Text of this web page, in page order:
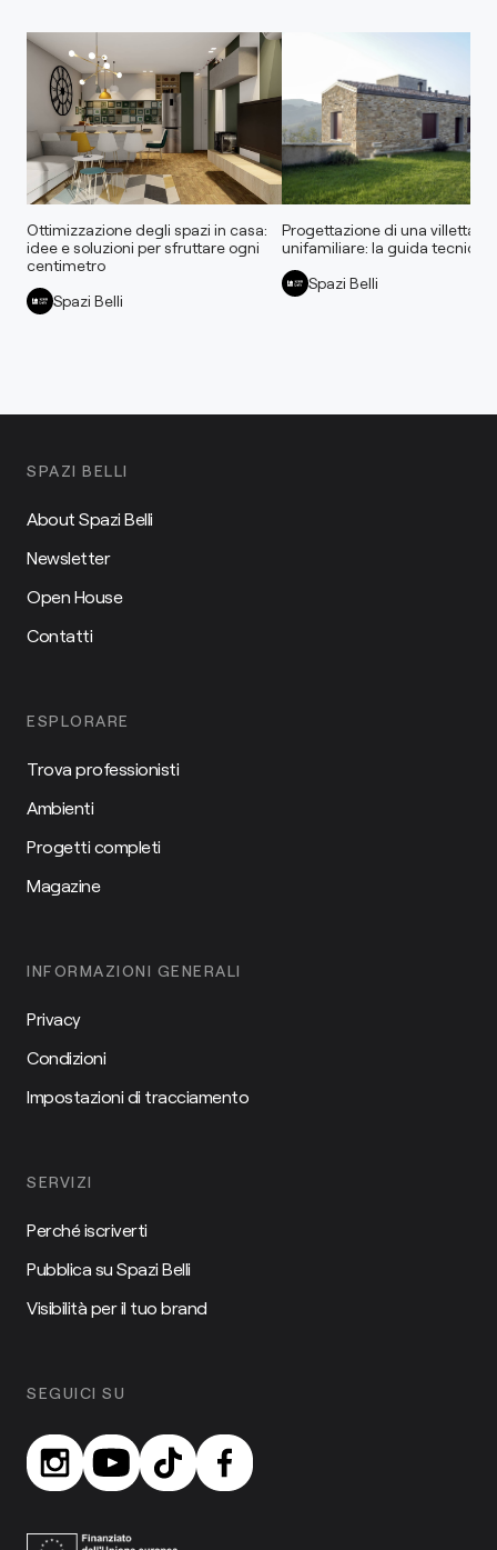
Ottimizzazione degli spazi in casa:
idee e soluzioni per sfruttare ogni
centimetro
Spazi Belli
Progettazione di una villetta
unifamiliare: la guida tecnica
Spazi Belli
SPAZI BELLI
About Spazi Belli
Newsletter
Open House
Contatti
ESPLORARE
Trova professionisti
Ambienti
Progetti completi
Magazine
INFORMAZIONI GENERALI
Privacy
Condizioni
Impostazioni di tracciamento
SERVIZI
Perché iscriverti
Pubblica su Spazi Belli
Visibilità per il tuo brand
SEGUICI SU